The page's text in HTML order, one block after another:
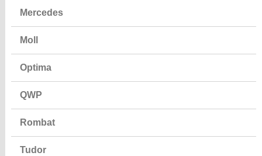
Mercedes
Moll
Optima
QWP
Rombat
Tudor